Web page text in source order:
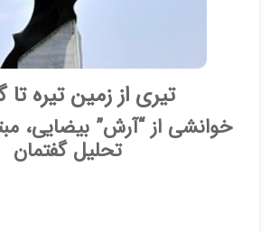
تیری از زمین تیره تا
خوانشی از “آرش” بیضایی،
تحلیل گفتمان